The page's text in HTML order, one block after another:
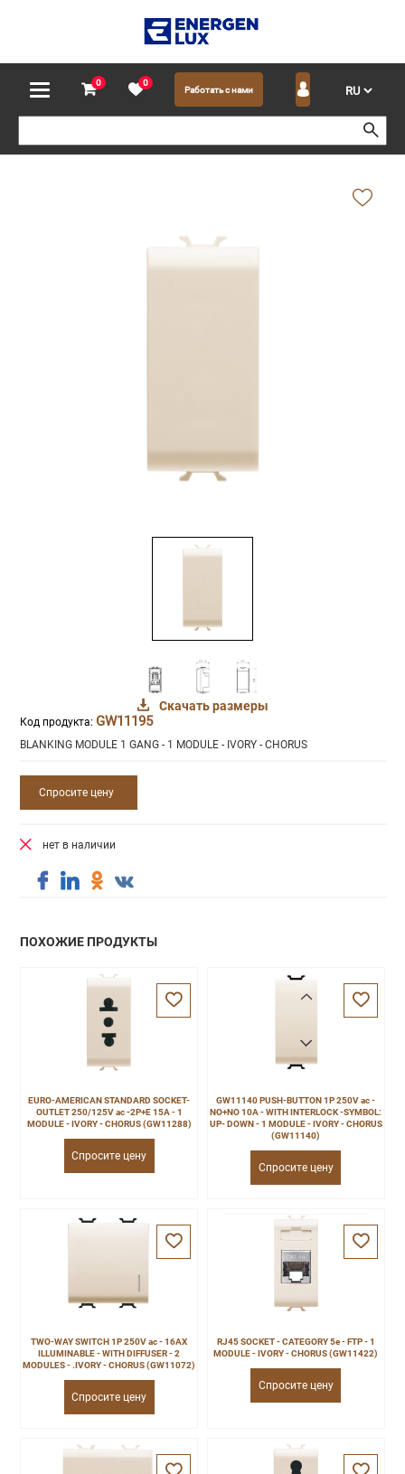
0 0
Работать с нами
Скачать размеры
Код продукта: GW11195
BLANKING MODULE 1 GANG - 1 MODULE - IVORY - CHORUS
Спросите цену
нет в наличии
ПОХОЖИЕ ПРОДУКТЫ
EURO-AMERICAN STANDARD SOCKET-
OUTLET 250/125V ac -2P+E 15A - 1
MODULE - IVORY - CHORUS (GW11288)
Спросите цену
GW11140 PUSH-BUTTON 1P 250V ac -
NO+NO 10A - WITH INTERLOCK -SYMBOL:
UP- DOWN - 1 MODULE - IVORY - CHORUS
(GW11140)
Спросите цену
TWO-WAY SWITCH 1P 250V ac - 16AX
ILLUMINABLE - WITH DIFFUSER - 2
MODULES - .IVORY - CHORUS (GW11072)
Спросите цену
RJ45 SOCKET - CATEGORY 5e - FTP - 1
MODULE - IVORY - CHORUS (GW11422)
Спросите цену